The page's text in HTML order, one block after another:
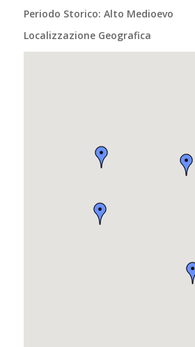
Periodo Storico: Alto Medioevo
Localizzazione Geografica